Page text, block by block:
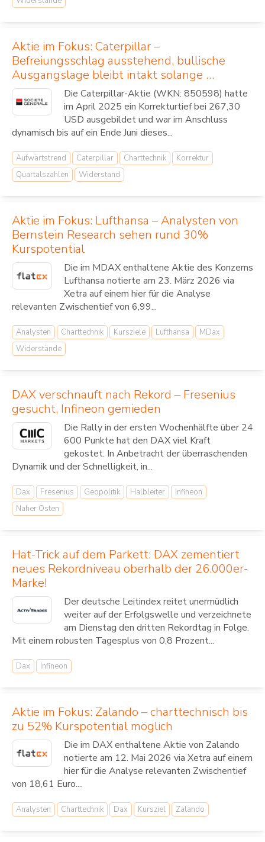
Aktie im Fokus: Caterpillar –
Befreiungsschlag ausstehend, bullische
Ausgangslage bleibt intakt solange …
Die Caterpillar-Aktie (WKN: 850598) hatte
im April 2025 ein Korrekturtief bei 267,30
USD ausgebildet und war im Anschluss
dynamisch bis auf ein Ende Juni dieses...
Aufwärtstrend Caterpillar Charttechnik
Korrektur
Quartalszahlen
Widerstand
Aktie im Fokus: Lufthansa – Analysten von
Bernstein Research sehen rund 30%
Kurspotential
Die im MDAX enthaltene Aktie des Konzerns
Lufthansa notierte am 23. März 2026 via
Xetra auf einem hier für die Analyse
relevanten Zwischentief von 6,99...
Analysten Charttechnik Kursziele Lufthansa
MDax
Widerstände
DAX verschnauft nach Rekord – Fresenius
gesucht, Infineon gemieden
Die Rally in der ersten Wochenhälfte über 24
600 Punkte hat den DAX viel Kraft
gekostet. In Anbetracht der überraschenden
Dynamik und der Schnelligkeit, in...
Dax Fresenius Geopolitik Halbleiter
Infineon
Naher Osten
Hat-Trick auf dem Parkett: DAX zementiert
neues Rekordniveau oberhalb der 26.000er-
Marke!
Der deutsche Leitindex reitet unermüdlich
weiter auf der Erfolgswelle und verzeichnete
am Dienstag den dritten Rekordtag in Folge.
Mit einem robusten Tagesplus von 0,8 Prozent...
Dax Infineon
Aktie im Fokus: Zalando – charttechnisch bis
zu 52% Kurspotential möglich
Die im DAX enthaltene Aktie von Zalando
notierte am 12. Mai 2026 via Xetra auf einem
hier für die Analyse relevanten Zwischentief
von 18,61 Euro....
Analysten Charttechnik Dax Kursziel Zalando